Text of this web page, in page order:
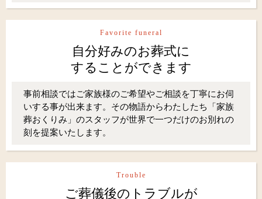
Favorite funeral
自分好みのお葬式に
することができます
事前相談ではご家族様のご希望やご相談を丁寧にお伺
いする事が出来ます。その物語からわたしたち「家族
葬おくりみ」のスタッフが世界で一つだけのお別れの
刻を提案いたします。
Trouble
ご葬儀後のトラブルが